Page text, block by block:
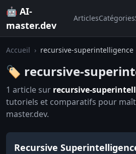
🤖 AI-
master.dev
ArticlesCatégories
Accueil › recursive-superintelligence
🏷️ recursive-
1 article sur recursive-
tutoriels et comparatifs pour
master.dev.
Recursive